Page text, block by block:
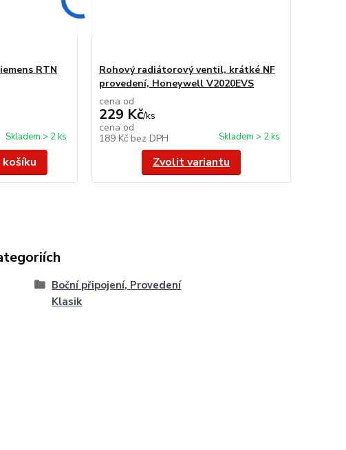
RTN
Skladem > 2 ks
Rohový radiátorový ventil, krátké NF
provedení, Honeywell V2020EVS
cena od
229 Kč/ks
cena od
189 Kč bez DPH Skladem > 2 ks
Zvolit variantu
Boční připojení, Provedení
Klasik